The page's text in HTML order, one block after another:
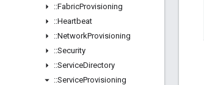
::FabricProvisioning
::Heartbeat
::NetworkProvisioning
::Security
::ServiceDirectory
::ServiceProvisioning